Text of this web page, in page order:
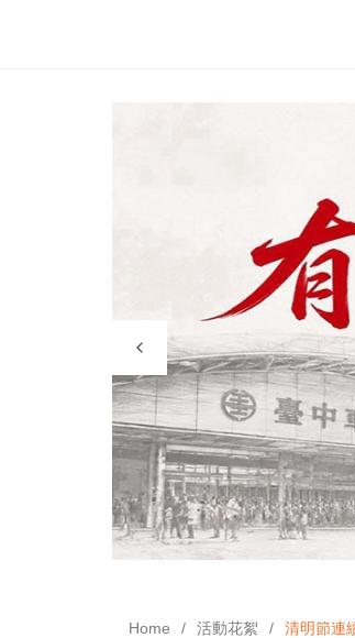
Home 活動花絮 清明節連